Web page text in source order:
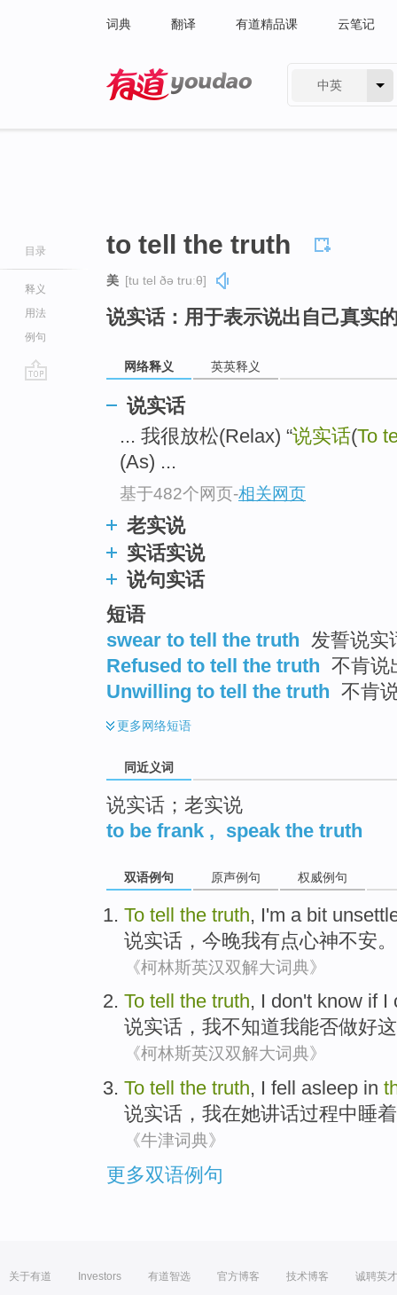
词典 翻译 有道精品课 云笔记
中英
目录
释义
用法
例句
to tell the truth
美 [tu tel ðə truːθ]
说实话：用于表示说出自己真实
网络释义 英英释义
说实话
... 我很放松(Relax) “说实话(To
(As) ...
基于482个网页-相关网页
老实说
实话实说
说句实话
短语
swear to tell the truth 发誓说实
Refused to tell the truth 不肯说
Unwilling to tell the truth 不肯
更多网络短语
同近义词
说实话；老实说
to be frank , speak the truth
双语例句 原声例句 权威例句
To tell the truth, I'm a bit
说实话 ， 今晚我有点心神不安。
《柯林斯英汉双解大词典》
To tell the truth, I don't know ifI
说实话 ， 我不知道我能否做好
《柯林斯英汉双解大词典》
To tell the truth, I fell asleep in
说实话 ， 我在她讲话过程中睡
《牛津词典》
更多双语例句
关于有道 Investors 有道智选 官方博客 技术博客 诚聘英才